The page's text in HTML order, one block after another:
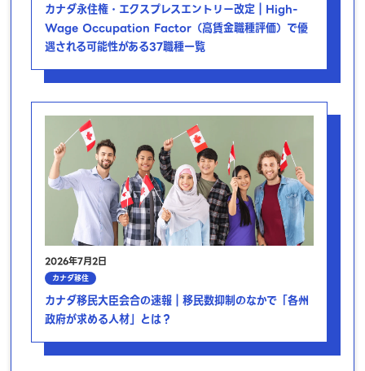
カナダ永住権・エクスプレスエントリー改定｜High-
Wage Occupation Factor（高賃金職種評価）で優
遇される可能性がある37職種一覧
2026年7月2日
カナダ移住
カナダ移民大臣会合の速報｜移民数抑制のなかで「各州
政府が求める人材」とは？